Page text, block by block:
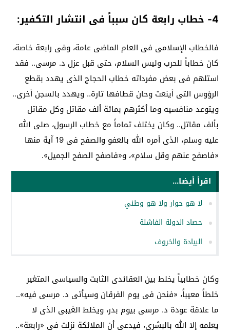
4- خطاب رابعة كان سبباً فى انتشار التكفير:
فالخطاب الإسلامى فى العام الماضى عامة، وفى رابعة خاصة،
كان خطاباً للحرب وليس السلام، حتى قبل عزل د. مرسى.. فقد
استلهم فى بعض مفرداته خطاب الحجاج الذى يهدد بقطع
الرؤوس التى أينعت وحان قطافها تارة.. ويهدد بالسجن أخرى..
ويتوعد منافسيه وما أكثرهم بمائة ألف مقاتل وكل مقاتل
بألف مقاتل.. وكان يختلف تماماً مع خطاب الرسول، صلى الله
عليه وسلم، الذى أمره الله بالعفو والصفح فى 19 آية منها
«فاصفح عنهم وقل سلام»، و«فاصفح الصفح الجميل».
اقرأ أيضا...
لا هو حوار ولا هو وطني
حصاد الدولة الفاشلة
البيادة والخروف
وكان خطابياً يخلط بين العقائدى الثابت والسياسى المتغير
خلطاً معيباً، «فنحن فى يوم الفرقان وسيأتى د. مرسى فيه»..
ما علاقة عودة د. مرسى بيوم بدر، ويخلط الغيبى الذى لا
يعلمه إلا الله بالبشرى، فيدعى أن الملائكة نزلت فى «رابعة»..